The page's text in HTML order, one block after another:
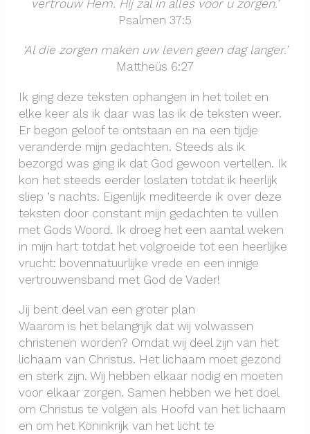
vertrouw Hem. Hij zal in alles voor u zorgen.’
Psalmen 37:5
‘Al die zorgen maken uw leven geen dag langer.’
Mattheüs 6:27
Ik ging deze teksten ophangen in het toilet en
elke keer als ik daar was las ik de teksten weer.
Er begon geloof te ontstaan en na een tijdje
veranderde mijn gedachten. Steeds als ik
bezorgd was ging ik dat God gewoon vertellen. Ik
kon het steeds eerder loslaten totdat ik heerlijk
sliep ’s nachts. Eigenlijk mediteerde ik over deze
teksten door constant mijn gedachten te vullen
met Gods Woord. Ik droeg het een aantal weken
in mijn hart totdat het volgroeide tot een heerlijke
vrucht: bovennatuurlijke vrede en een innige
vertrouwensband met God de Vader!
Jij bent deel van een groter plan
Waarom is het belangrijk dat wij volwassen
christenen worden? Omdat wij deel zijn van het
lichaam van Christus. Het lichaam moet gezond
en sterk zijn. Wij hebben elkaar nodig en moeten
voor elkaar zorgen. Samen hebben we het doel
om Christus te volgen als Hoofd van het lichaam
en om het Koninkrijk van het licht te